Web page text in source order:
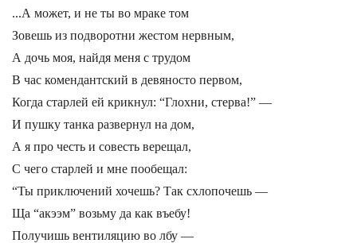
...А может, и не ты во мраке том
Зовешь из подворотни жестом нервным,
А дочь моя, найдя меня с трудом
В час комендантский в девяносто первом,
Когда старлей ей крикнул: “Глохни, стерва!” —
И пушку танка развернул на дом,
А я про честь и совесть верещал,
С чего старлей и мне пообещал:
“Ты приключений хочешь? Так схлопочешь —
Ща “акээм” возьму да как въебу!
Получишь вентиляцию во лбу —